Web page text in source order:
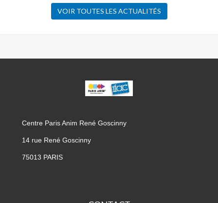
VOIR TOUTES LES ACTUALITÉS
CPA
GOSCINNY
Centre Paris Anim René Goscinny
14 rue René Goscinny
75013 PARIS